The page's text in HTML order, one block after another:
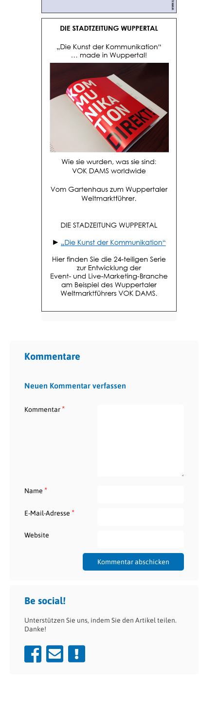
Kommentare
Neuen Kommentar verfassen
Kommentar*
Name *
E-Mail-Adresse *
Website
Be social!
Unterstützen Sie uns, indem Sie den Artikel teilen.
Danke!